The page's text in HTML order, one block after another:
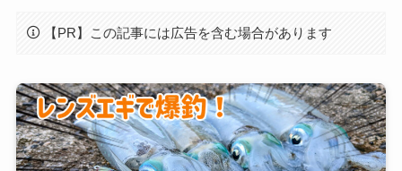
【PR】この記事には広告を含む場合があります